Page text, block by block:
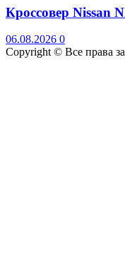
Кроссовер Nissan
06.08.2026 0
Copyright © Все права